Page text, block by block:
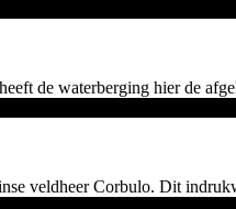
de waterberging hier de
veldheer Corbulo. Dit